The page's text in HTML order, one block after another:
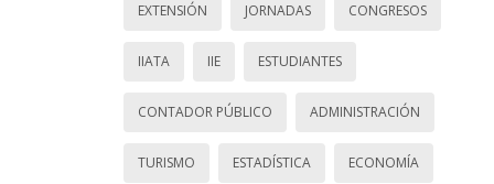
EXTENSIÓN JORNADAS CONGRESOS
IIATA IIE ESTUDIANTES
CONTADOR PÚBLICO ADMINISTRACIÓN
TURISMO ESTADÍSTICA ECONOMÍA